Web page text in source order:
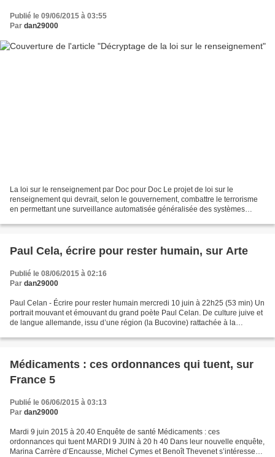
Publié le 09/06/2015 à 03:55
Par dan29000
La loi sur le renseignement par Doc pour Doc Le projet de loi sur le
renseignement qui devrait, selon le gouvernement, combattre le terrorisme
en permettant une surveillance automatisée généralisée des systèmes
Paul Cela, écrire pour rester humain, sur Arte
Publié le 08/06/2015 à 02:16
Par dan29000
Paul Celan - Écrire pour rester humain mercredi 10 juin à 22h25 (53 min) Un
portrait mouvant et émouvant du grand poète Paul Celan. De culture juive et
de langue allemande, issu d’une région (la Bucovine) rattachée à la
Médicaments : ces ordonnances qui tuent, sur
France 5
Publié le 06/06/2015 à 03:13
Par dan29000
Mardi 9 juin 2015 à 20.40 Enquête de santé Médicaments : ces
ordonnances qui tuent MARDI 9 JUIN à 20 h 40 Dans leur nouvelle enquête,
Marina Carrère d’Encausse, Michel Cymes et Benoît Thevenet s’intéressent